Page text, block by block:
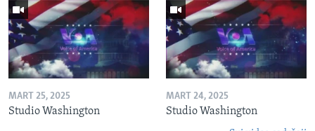
MART 25, 2025
Studio Washington
MART 24, 2025
Studio Washington